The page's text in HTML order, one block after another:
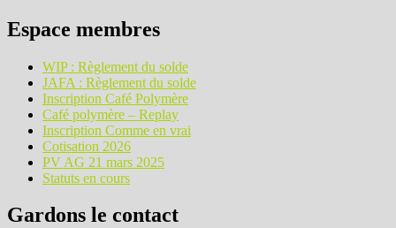
Espace membres
WIP : Règlement du solde
JAFA : Règlement du solde
Inscription Café Polymère
Café polymère – Replay
Inscription Comme en vrai
Cotisation 2026
PV AG 21 mars 2025
Statuts en cours
Gardons le contact